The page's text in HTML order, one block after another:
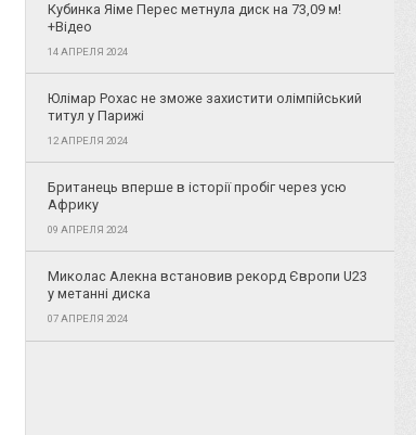
Кубинка Яіме Перес метнула диск на 73,09 м!
+Відео
14 АПРЕЛЯ 2024
Юлімар Рохас не зможе захистити олімпійський
титул у Парижі
12 АПРЕЛЯ 2024
Британець вперше в історії пробіг через усю
Африку
09 АПРЕЛЯ 2024
Миколас Алекна встановив рекорд Європи U23
у метанні диска
07 АПРЕЛЯ 2024